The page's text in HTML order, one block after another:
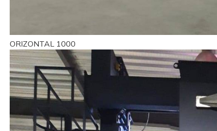
ORIZONTAL 1000